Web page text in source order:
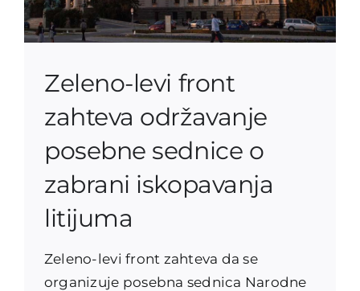
Zeleno-levi front
zahteva održavanje
posebne sednice o
zabrani iskopavanja
litijuma
Zeleno-levi front zahteva da se
organizuje posebna sednica Narodne